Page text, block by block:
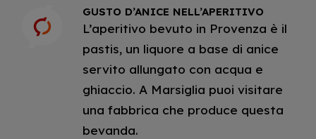
GUSTO D’ANICE NELL’APERITIVO
L’aperitivo bevuto in Provenza è il
pastis, un liquore a base di anice
servito allungato con acqua e
ghiaccio. A Marsiglia puoi visitare
una fabbrica che produce questa
bevanda.